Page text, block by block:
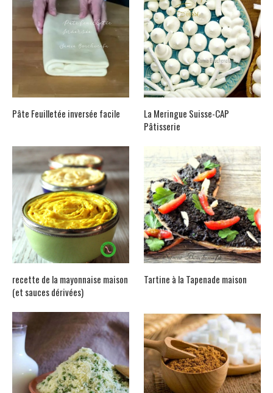
Pâte Feuilletée inversée facile
La Meringue Suisse-CAP
Pâtisserie
recette de la mayonnaise maison
(et sauces dérivées)
Tartine à la Tapenade maison